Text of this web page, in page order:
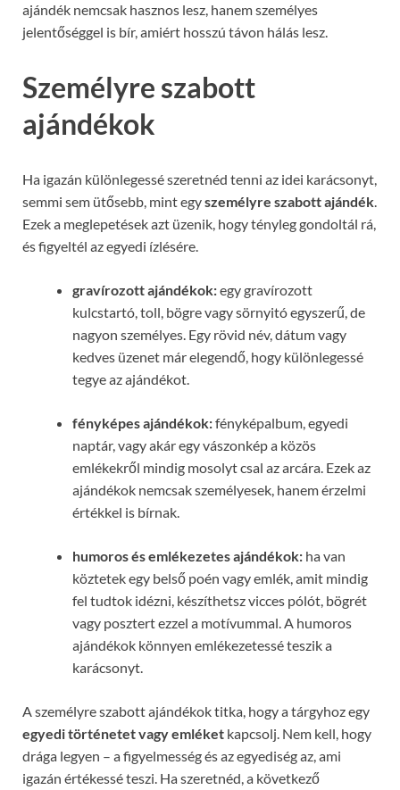
ajándék nemcsak hasznos lesz, hanem személyes
jelentőséggel is bír, amiért hosszú távon hálás lesz.
Személyre szabott
ajándékok
Ha igazán különlegessé szeretnéd tenni az idei karácsonyt,
semmi sem ütősebb, mint egyszemélyre szabott ajándék.
Ezek a meglepetések azt üzenik, hogy tényleg gondoltál rá,
és figyeltél az egyedi ízlésére.
gravírozott ajándékok:egy gravírozott
kulcstartó, toll, bögre vagy sörnyitó egyszerű, de
nagyon személyes. Egy rövid név, dátum vagy
kedves üzenet már elegendő, hogy különlegessé
tegye az ajándékot.
fényképes ajándékok:fényképalbum, egyedi
naptár, vagy akár egy vászonkép a közös
emlékekről mindig mosolyt csal az arcára. Ezek az
ajándékok nemcsak személyesek, hanem érzelmi
értékkel is bírnak.
humoros és emlékezetes ajándékok: ha van
köztetek egy belső poén vagy emlék, amit mindig
fel tudtok idézni, készíthetsz vicces pólót, bögrét
vagy posztert ezzel a motívummal. A humoros
ajándékok könnyen emlékezetessé teszik a
karácsonyt.
A személyre szabott ajándékok titka, hogy a tárgyhoz egy
egyedi történetet vagy emléket kapcsolj. Nem kell, hogy
drága legyen – a figyelmesség és az egyediség az, ami
igazán értékessé teszi. Ha szeretnéd, a következő